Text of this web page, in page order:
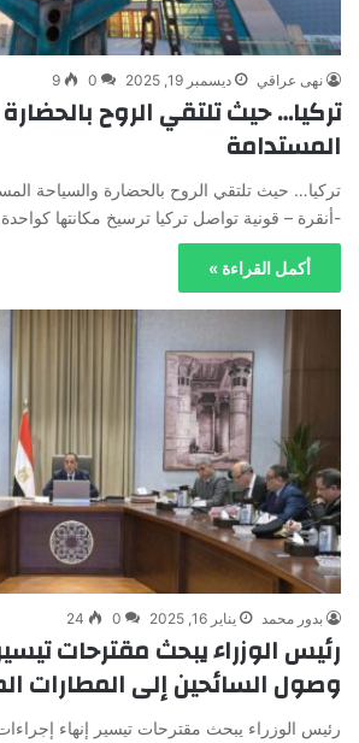
نهى عراقي ديسمبر 19, 2025 0
9
تركيا… حيث تلتقي الروح
المستدامة
تركيا… حيث تلتقي الروح بالحضارة والسياحة
-أنقرة – قونية تواصل تركيا ترسيخ مكانتها
أكمل القراءة »
بدور محمد يناير 16, 2025 0
24
رئيس الوزراء يبحث مقترحات
وصول السائحين إلى المطارات
رئيس الوزراء يبحث مقترحات تيسير إنهاء